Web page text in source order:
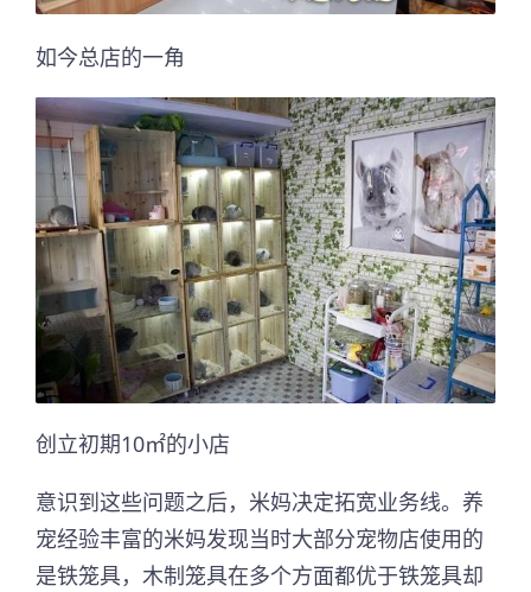
如今总店的一角
创立初期10㎡的小店
意识到这些问题之后，米妈决定拓宽业务线。养
宠经验丰富的米妈发现当时大部分宠物店使用的
是铁笼具，木制笼具在多个方面都优于铁笼具却